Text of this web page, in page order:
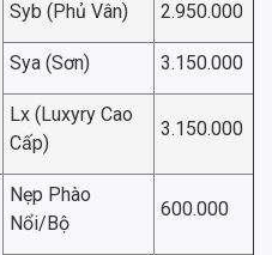
Syb (Phủ Vân) 2.950.000
Sya (Sơn) 3.150.000
Lx (Luxyry Cao
Cấp)
3.150.000
Nẹp Phào
Nổi/Bộ
600.000